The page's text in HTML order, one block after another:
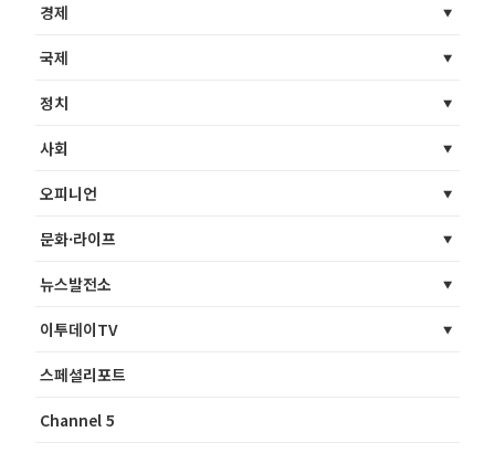
경제
국제
정치
사회
오피니언
문화·라이프
뉴스발전소
이투데이TV
스페셜리포트
Channel 5